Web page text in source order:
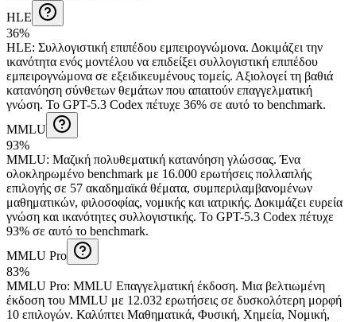
HLE
36%
HLE: Συλλογιστική επιπέδου εμπειρογνώμονα. Δοκιμάζει την
ικανότητα ενός μοντέλου να επιδείξει συλλογιστική επιπέδου
εμπειρογνώμονα σε εξειδικευμένους τομείς. Αξιολογεί τη βαθιά
κατανόηση σύνθετων θεμάτων που απαιτούν επαγγελματική
γνώση. Το GPT-5.3 Codex πέτυχε 36% σε αυτό το benchmark.
MMLU
93%
MMLU: Μαζική πολυθεματική κατανόηση γλώσσας.Ένα
ολοκληρωμένο benchmark με 16.000 ερωτήσεις πολλαπλής
επιλογής σε 57 ακαδημαϊκά θέματα, συμπεριλαμβανομένων
μαθηματικών, φιλοσοφίας, νομικής και ιατρικής. Δοκιμάζει ευρεία
γνώση και ικανότητες συλλογιστικής. Το GPT-5.3 Codex πέτυχε
93% σε αυτό το benchmark.
MMLU Pro
83%
MMLU Pro: MMLU Επαγγελματική έκδοση. Μια βελτιωμένη
έκδοση του MMLU με 12.032 ερωτήσεις σε δυσκολότερη μορφή
10 επιλογών. Καλύπτει Μαθηματικά, Φυσική, Χημεία, Νομική,